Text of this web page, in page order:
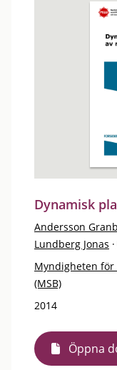
Dynamisk
Andersson
Lundberg Jonas ·
Myndigheten för
(MSB)
2014
Öppna